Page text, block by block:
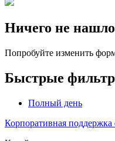
Ничего не
Попробуйте изменить
Быстрые
Полный день
Корпоративная поддержка